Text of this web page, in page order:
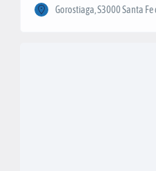
Gorostiaga, S3000 Santa Fe